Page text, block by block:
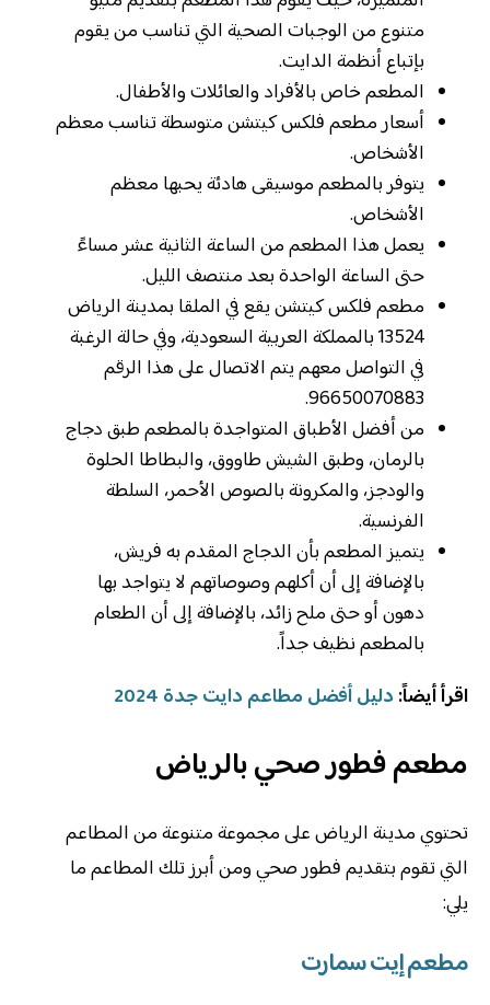
متنوع من الوجبات الصحية التي تناسب من يقوم
بإتباع أنظمة الدايت.
المطعم خاص بالأفراد والعائلات والأطفال.
أسعار مطعم فلكس كيتشن متوسطة تناسب معظم
الأشخاص.
يتوفر بالمطعم موسيقى هادئة يحبها معظم
الأشخاص.
يعمل هذا المطعم من الساعة الثانية عشر مساءً
حتى الساعة الواحدة بعد منتصف الليل.
مطعم فلكس كيتشن يقع في الملقا بمدينة الرياض
13524 بالمملكة العربية السعودية، وفي حالة الرغبة
في التواصل معهم يتم الاتصال على هذا الرقم
96650070883.
من أفضل الأطباق المتواجدة بالمطعم طبق دجاج
بالرمان، وطبق الشيش طاووق، والبطاطا الحلوة
والودجز، والمكرونة بالصوص الأحمر، السلطة
الفرنسية.
يتميز المطعم بأن الدجاج المقدم به فريش،
بالإضافة إلى أن أكلهم وصوصاتهم لا يتواجد بها
دهون أو حتى ملح زائد، بالإضافة إلى أن الطعام
بالمطعم نظيف جداً.
اقرأ أيضاً: دليل أفضل مطاعم دايت جدة 2024
مطعم فطور صحي بالرياض
تحتوي مدينة الرياض على مجموعة متنوعة من المطاعم
التي تقوم بتقديم فطور صحي ومن أبرز تلك المطاعم ما
يلي:
مطعم إيت سمارت